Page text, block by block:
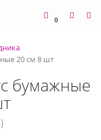
0
20 см 8 шт
бумажные